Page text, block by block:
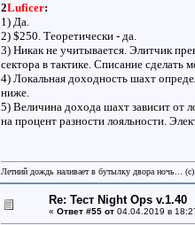
2Luficer:
1) Да.
2) $250. Теоретически - да.
3) Никак не учитывается. Элитчик
сектора в тактике. Списание сделать
4) Локальная доходность шахт
ниже.
5) Величина дохода шахт зависит от
на процент разности лояльности.
Летний дождь наливает в бутылку двора ночь...
Re: Тест Night Ops v.1.40
« Ответ #55 от04.04.2019 в